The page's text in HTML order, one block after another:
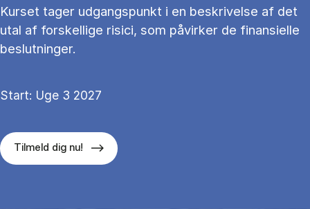
Kurset tager udgangspunkt i en beskrivelse af det
utal af forskellige risici, som påvirker de finansielle
beslutninger.
Start: Uge 3 2027
Tilmeld dig nu!